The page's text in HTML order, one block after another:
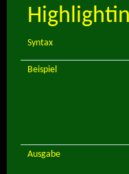
Syntax
Beispiel
Ausgabe